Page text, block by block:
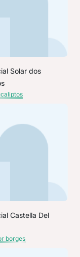
Solar dos
Castella Del
borges